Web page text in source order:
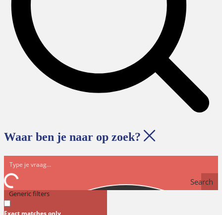
Waar ben je naar op zoek?
Search
Generic filters
Exact matches only